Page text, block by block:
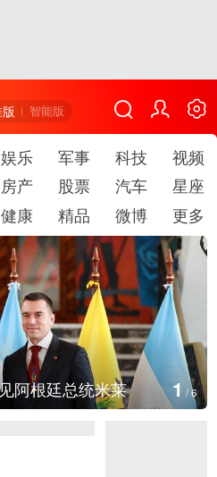
智能版
娱乐 军事 科技
视频
房产 股票 汽车
星座
健康 精品 微博 更多
阿根廷总统米莱 1/6